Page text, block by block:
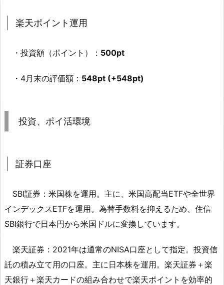
楽天ポイント運用
・投資額（ポイント）： 500pt
・4月末の評価額： 548pt (+548pt)
投資、ポイ活環境
証券口座
SBI証券：米国株を運用。主に、米国高配当ETFや全世界
インデックスETFを運用。為替手数料を抑えるため、住信
SBI銀行で日本円から米国ドルに変換しています。
楽天証券：2021年は通常のNISA口座として指定。投資信
託の積み立て用の口座。主に日本株を運用。楽天証券＋楽
天銀行＋楽天カードの組み合わせで楽天ポイントを効率的